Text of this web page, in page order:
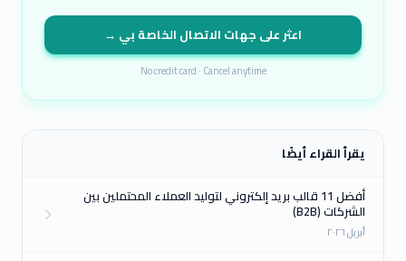
اعثر على جهات الاتصال الخاصة بي →
No credit card · Cancel anytime
يقرأ القراء أيضًا
أفضل 11 قالب بريد إلكتروني لتوليد العملاء المحتملين بين
الشركات (B2B)
أبريل ٢٠٢٦